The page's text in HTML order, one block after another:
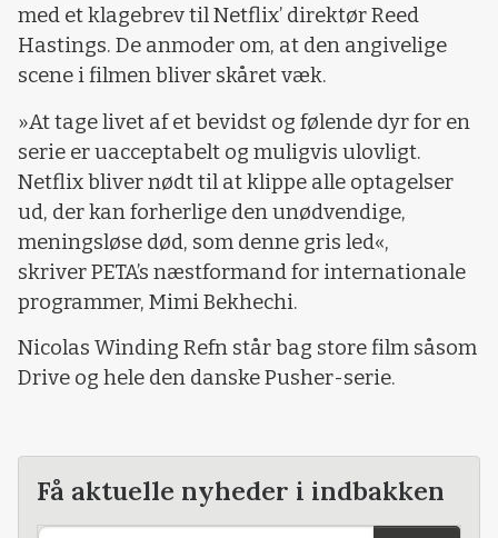
med et klagebrev til Netflix’ direktør Reed
Hastings. De anmoder om, at den angivelige
scene i filmen bliver skåret væk.
»At tage livet af et bevidst og følende dyr for en
serie er uacceptabelt og muligvis ulovligt.
Netflix bliver nødt til at klippe alle optagelser
ud, der kan forherlige den unødvendige,
meningsløse død, som denne gris led«,
skriver PETA’s næstformand for internationale
programmer, Mimi Bekhechi.
Nicolas Winding Refn står bag store film såsom
Drive og hele den danske Pusher-serie.
Få aktuelle nyheder i indbakken